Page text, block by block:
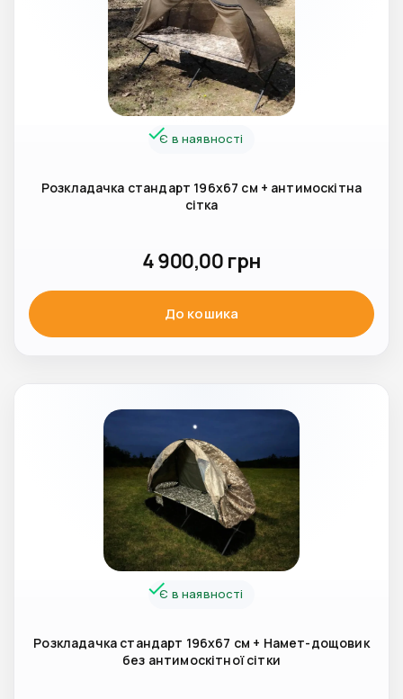
Є в наявності
Розкладачка стандарт 196х67 см + антимоскітна
сітка
4 900,00 грн
До кошика
Є в наявності
Розкладачка стандарт 196х67 см + Намет-дощовик
без антимоскітної сітки